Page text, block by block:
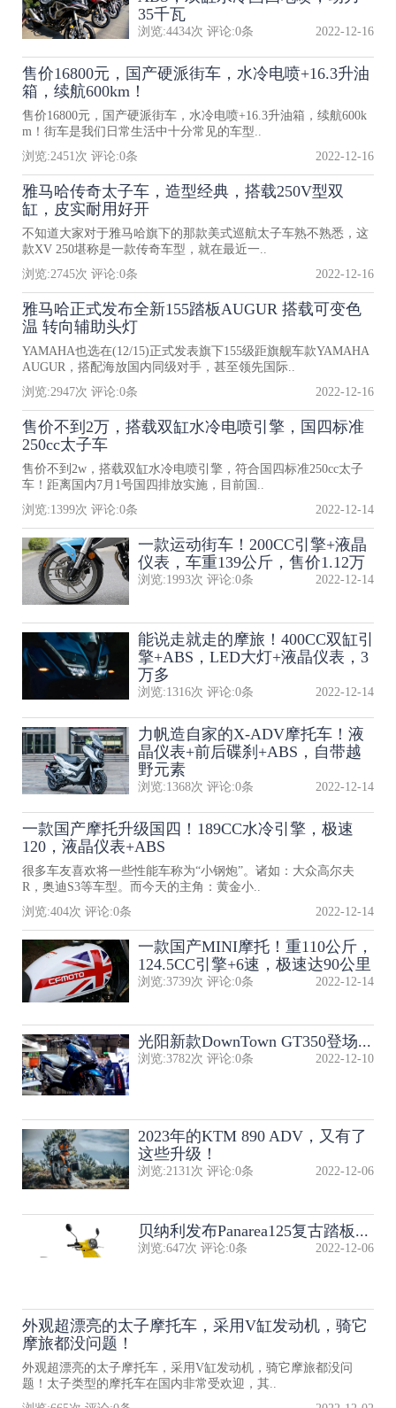
35千瓦
浏览:4434次 评论:0条 2022-12-16
售价16800元，国产硬派街车，水冷电喷+16.3升油
箱，续航600km！
售价16800元，国产硬派街车，水冷电喷+16.3升油箱，续航600k
m！街车是我们日常生活中十分常见的车型..
浏览:2451 次 评论:0条 2022-12-16
雅马哈传奇太子车，造型经典，搭载250V型双
缸，皮实耐用好开
不知道大家对于雅马哈旗下的那款美式巡航太子车熟不熟悉，这
款XV 250堪称是一款传奇车型，就在最近一..
浏览:2745次 评论:0条 2022-12-16
雅马哈正式发布全新155踏板AUGUR 搭载可变色
温 转向辅助头灯
YAMAHA也选在(12/15)正式发表旗下155级距旗舰车款YAMAHA
AUGUR，搭配海放国内同级对手，甚至领先国际..
浏览:2947次 评论:0条 2022-12-16
售价不到2万，搭载双缸水冷电喷引擎，国四标准
250cc太子车
售价不到2w，搭载双缸水冷电喷引擎，符合国四标准250cc太子
车！距离国内7月1号国四排放实施，目前国..
浏览:1399次 评论:0条 2022-12-14
一款运动街车！200CC引擎+液晶
仪表，车重139公斤，售价1.12万
浏览:1993次 评论:0条 2022-12-14
能说走就走的摩旅！400CC双缸引
擎+ABS，LED大灯+液晶仪表，3
万多
浏览:1316次 评论:0条 2022-12-14
力帆造自家的X-ADV摩托车！液
晶仪表+前后碟刹+ABS，自带越
野元素
浏览:1368次 评论:0条 2022-12-14
一款国产摩托升级国四！189CC水冷引擎，极速
120，液晶仪表+ABS
很多车友喜欢将一些性能车称为“小钢炮”。诸如：大众高尔夫
R，奥迪S3等车型。而今天的主角：黄金小..
浏览:404次 评论:0条 2022-12-14
一款国产MINI摩托！重110公斤，
124.5CC引擎+6速，极速达90公里
浏览:3739次 评论:0条 2022-12-14
光阳新款DownTown GT350登场...
浏览:3782次 评论:0条 2022-12-10
2023年的KTM 890 ADV，又有了
这些升级！
浏览:2131 次 评论:0条 2022-12-06
贝纳利发布Panarea125复古踏板...
浏览:647次 评论:0条 2022-12-06
外观超漂亮的太子摩托车，采用V缸发动机，骑它
摩旅都没问题！
外观超漂亮的太子摩托车，采用V缸发动机，骑它摩旅都没问
题！太子类型的摩托车在国内非常受欢迎，其..